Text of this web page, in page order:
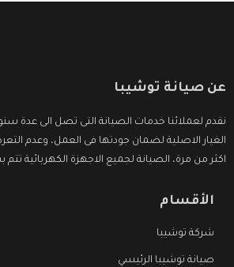
عن صيانة توشيبا
نقدم لعملائنا خدمات الصيانة التى تصل الى عدة
الغيار الاصلية لضمان جودتها فى العمل، وعدم
اكثر من مرة، الصيانة لجميع الاجهزة الكهربائية
الأقسام
شركة توشيبا
صيانة توشيبا الرئيسي